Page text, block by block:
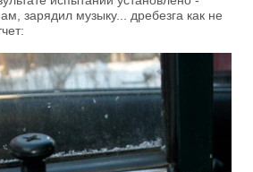
зарядил музыку... дребезга как не